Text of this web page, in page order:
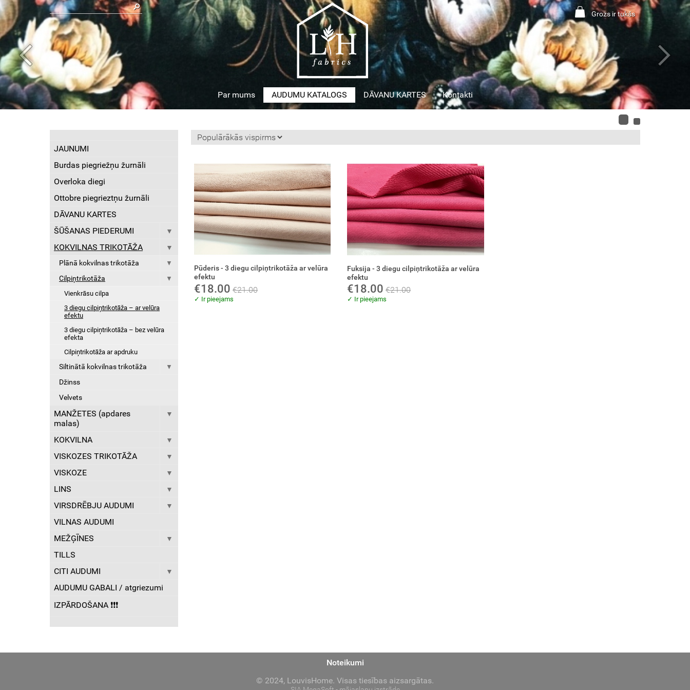
Grozs ir tukšs
Par mums AUDUMU KATALOGS DĀVANU KARTES Kontakti
JAUNUMI
Burdas piegriežņu žurnāli
Overloka diegi
Ottobre piegrieztņu žurnāli
DĀVANU KARTES
ŠŪŠANAS PIEDERUMI
KOKVILNAS TRIKOTĀŽA
Plānā kokvilnas trikotāža
Cilpiņtrikotāža
Vienkrāsu cilpa
3 diegu cilpiņtrikotāža – ar velūra
efektu
3 diegu cilpiņtrikotāža – bez velūra
efekta
Cilpiņtrikotāža ar apdruku
Siltinātā kokvilnas trikotāža
Džinss
Velvets
MANŽETES (apdares
malas)
KOKVILNA
VISKOZES TRIKOTĀŽA
VISKOZE
LINS
VIRSDRĒBJU AUDUMI
VILNAS AUDUMI
MEŽĢĪNES
TILLS
CITI AUDUMI
AUDUMU GABALI / atgriezumi
IZPĀRDOŠANA ❗️❗️❗️
Pūderis - 3 diegu cilpiņtrikotāža ar velūra
efektu
€18.00 €21.00
✓ Ir pieejams
Fuksija - 3 diegu cilpiņtrikotāža ar velūra
efektu
€18.00 €21.00
✓ Ir pieejams
Noteikumi
© 2024, LouvisHome. Visas tiesības aizsargātas.